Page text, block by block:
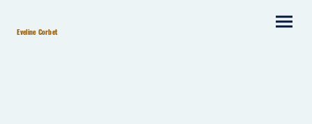
Eveline Corbet